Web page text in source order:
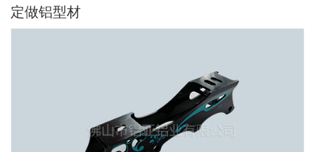
定做铝型材